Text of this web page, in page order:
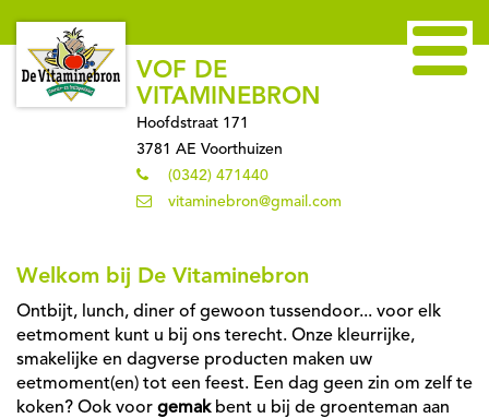
VOF DE
VITAMINEBRON
Hoofdstraat 171
3781 AE Voorthuizen
(0342) 471440
vitaminebron@gmail.com
Welkom bij De Vitaminebron
Ontbijt, lunch, diner of gewoon tussendoor... voor elk
eetmoment kunt u bij ons terecht. Onze kleurrijke,
smakelijke en dagverse producten maken uw
eetmoment(en) tot een feest. Een dag geen zin om zelf te
koken? Ook voor gemakbent u bij de groenteman aan